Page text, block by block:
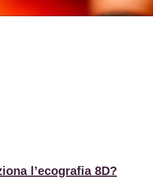
l’ecografia 8D?